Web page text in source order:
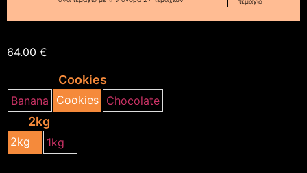
64.00 €
Cookies
Banana Cookies Chocolate
2kg
2kg 1kg